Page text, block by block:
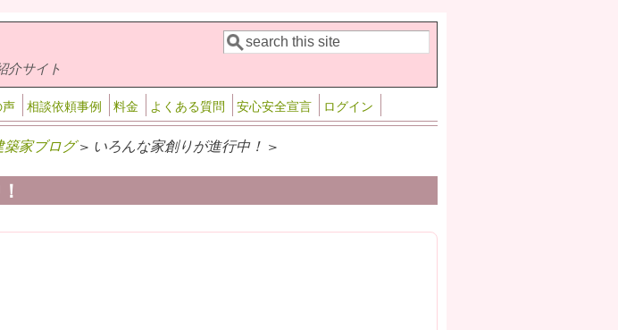
介サイト 検索フォーム
検索
声 相談依頼事例 料金 よくある質問 安心安全宣言 ログイン
築家ブログ> いろんな家創りが進行中！ >